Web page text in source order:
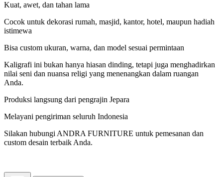
Kuat, awet, dan tahan lama
Cocok untuk dekorasi rumah, masjid, kantor, hotel, maupun hadiah
istimewa
Bisa custom ukuran, warna, dan model sesuai permintaan
Kaligrafi ini bukan hanya hiasan dinding, tetapi juga menghadirkan
nilai seni dan nuansa religi yang menenangkan dalam ruangan
Anda.
Produksi langsung dari pengrajin Jepara
Melayani pengiriman seluruh Indonesia
Silakan hubungi ANDRA FURNITURE untuk pemesanan dan
custom desain terbaik Anda.